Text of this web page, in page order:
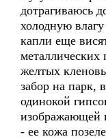
дотрагиваюсь
холодную
капли еще
металлических
желтых
забор на парк,
одинокой
изображающей
- ее кожа